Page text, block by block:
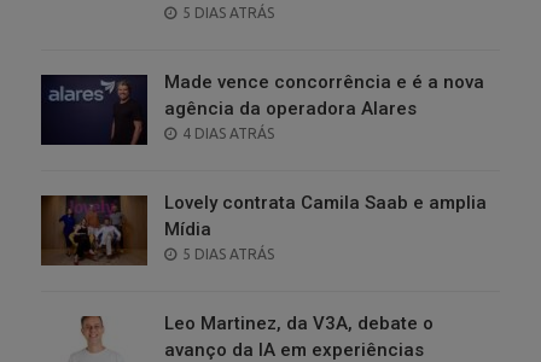
POSTED
5 DIAS ATRÁS
Made vence concorrência e é a nova
agência da operadora Alares
POSTED
4 DIAS ATRÁS
Lovely contrata Camila Saab e amplia
Mídia
POSTED
5 DIAS ATRÁS
Leo Martinez, da V3A, debate o
avanço da IA em experiências